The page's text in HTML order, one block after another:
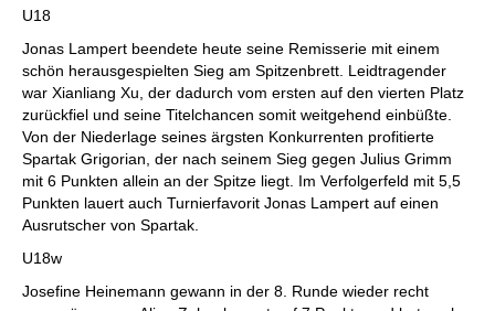
U18
Jonas Lampert beendete heute seine Remisserie mit einem
schön herausgespielten Sieg am Spitzenbrett. Leidtragender
war Xianliang Xu, der dadurch vom ersten auf den vierten Platz
zurückfiel und seine Titelchancen somit weitgehend einbüßte.
Von der Niederlage seines ärgsten Konkurrenten profitierte
Spartak Grigorian, der nach seinem Sieg gegen Julius Grimm
mit 6 Punkten allein an der Spitze liegt. Im Verfolgerfeld mit 5,5
Punkten lauert auch Turnierfavorit Jonas Lampert auf einen
Ausrutscher von Spartak.
U18w
Josefine Heinemann gewann in der 8. Runde wieder recht